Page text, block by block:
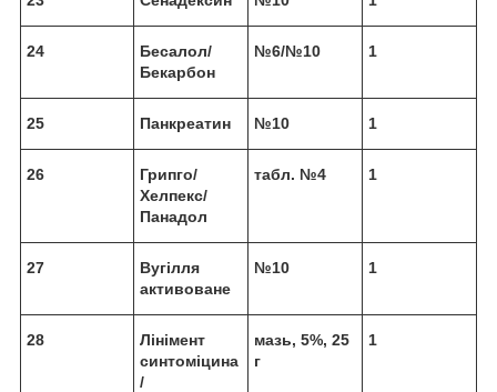
24
Бесалол/
Бекарбон
№6/№10 1
25 Панкреатин №10 1
26
Грипго/
Хелпекс/
Панадол
табл. №4 1
27
Вугілля
активоване
№10 1
28
Лінімент
синтоміцина
/
мазь, 5%, 25
г
1